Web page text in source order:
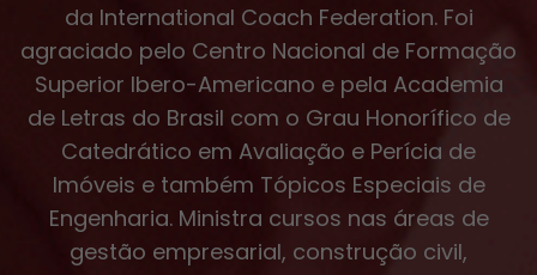
da International Coach Federation. Foi
agraciado pelo Centro Nacional de Formação
Superior Ibero-Americano e pela Academia
de Letras do Brasil com o Grau Honorífico de
Catedrático em Avaliação e Perícia de
Imóveis e também Tópicos Especiais de
Engenharia. Ministra cursos nas áreas de
gestão empresarial, construção civil,